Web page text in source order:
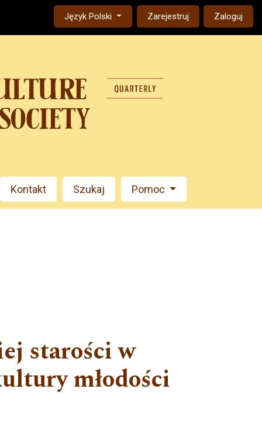
Change the language. The current language is:
Język Polski Zarejestruj Zaloguj
Kontakt Szukaj Pomoc
starości w
młodości